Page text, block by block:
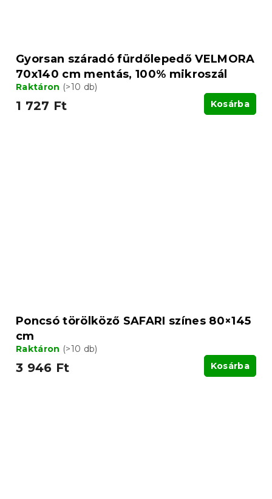
Gyorsan száradó fürdőlepedő VELMORA
70x140 cm mentás, 100% mikroszál
Raktáron (>10 db)
1 727 Ft Kosárba
Poncsó törölköző SAFARI színes 80×145
cm
Raktáron (>10 db)
3 946 Ft Kosárba